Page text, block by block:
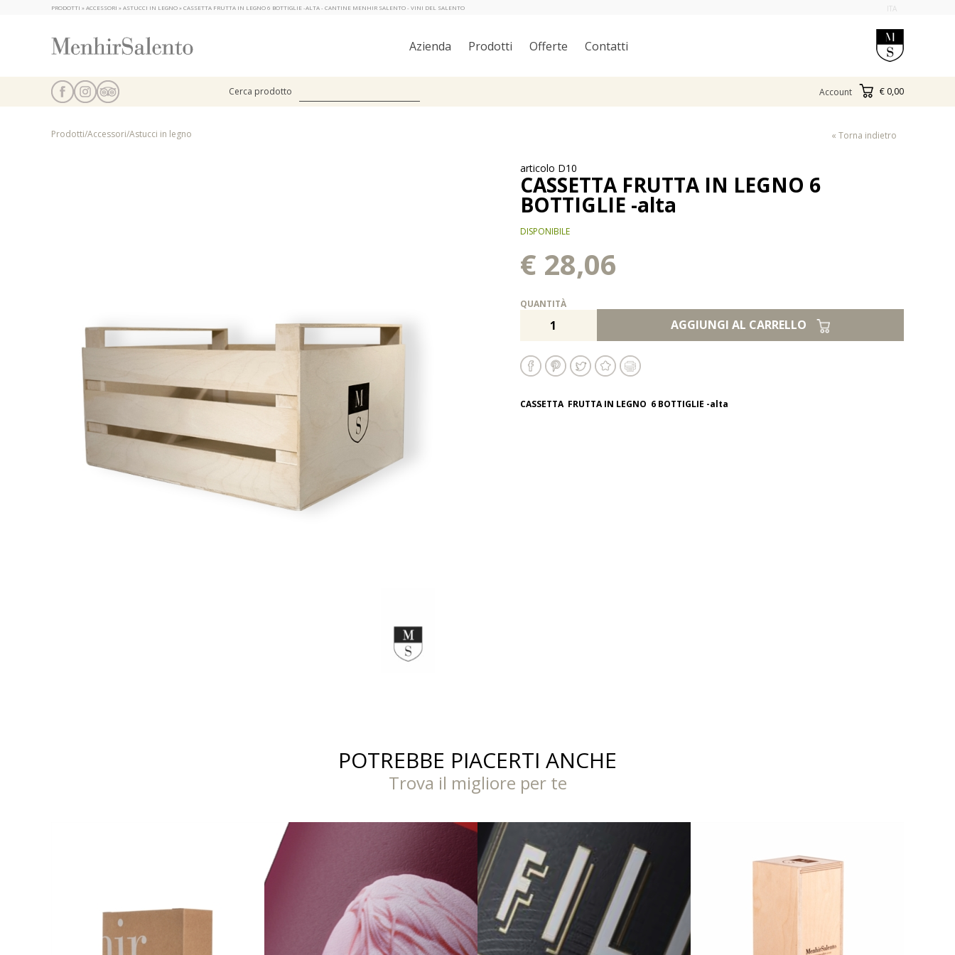
PRODOTTI » ACCESSORI » ASTUCCI IN LEGNO » CASSETTA FRUTTA IN LEGNO 6 BOTTIGLIE -ALTA - CANTINE MENHIR SALENTO - VINI DEL SALENTO ITA
Azienda Prodotti Offerte Contatti
Cerca prodotto Account € 0,00
Prodotti/Accessori/Astucci in legno « Torna indietro
articolo D10
CASSETTA FRUTTA IN LEGNO 6
BOTTIGLIE -alta
DISPONIBILE
€ 28,06
QUANTITÀ
AGGIUNGI AL CARRELLO
CASSETTA FRUTTA IN LEGNO 6 BOTTIGLIE -alta
POTREBBE PIACERTI ANCHE
Trova il migliore per te